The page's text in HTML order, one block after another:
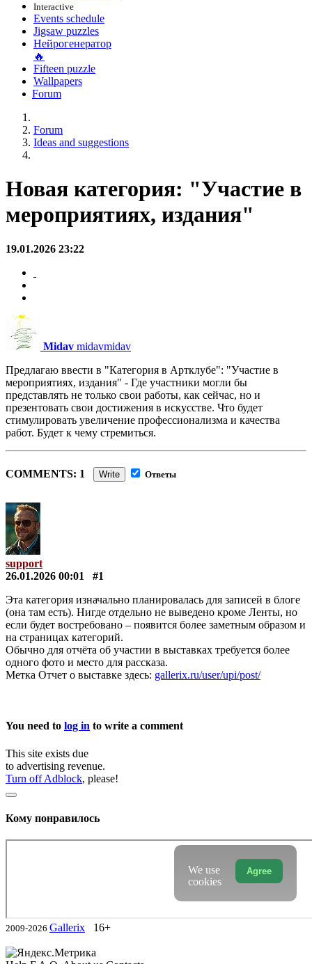
Interactive
Events schedule
Jigsaw puzzles
Нейрогенератор
🔥
Fifteen puzzle
Wallpapers
Forum
Forum
Ideas and suggestions
Новая категория: "Участие в
мероприятиях, издания"
19.01.2026 23:22
Midav midavmidav
Предлагаю ввести в "Категория в Артклубе": "Участие в
мероприятиях, издания" - Где участники могли бы
представлять не только свои работы, как сейчас, но и
презентовать свои достижения в искусстве. Что будет
стимулировать увеличение профессионализма и качества
работ. Будет к чему стремиться.
COMMENTS: 1 Write Ответы
support
26.01.2026 00:01
#1
Эта категория изначально планировалась для записей в блоге
(она там есть). Нигде отдельно не выведено кроме Ленты, но
если будет востребовано – появится более заметным образом и
на страницах категорий.
Обычно для отчёта об участии в выставках требуется более
одного фото и место для рассказа.
Метка Отчет о выставке здесь: gallerix.ru/user/upi/post/
You need to log in to write a comment
This site exists due
to advertising revenue.
Turn off Adblock, please!
Кому понравилось
2009-2026 Gallerix 16+
Agree
We use
cookies